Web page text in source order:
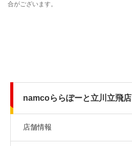
namcoららぽーと立川立飛店
店舗情報